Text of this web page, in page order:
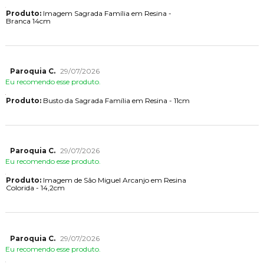
Produto:Imagem Sagrada Família em Resina -
Branca 14cm
Paroquia C. 29/07/2026
Eu recomendo esse produto.
Produto:Busto da Sagrada Família em Resina - 11cm
Paroquia C. 29/07/2026
Eu recomendo esse produto.
Produto:Imagem de São Miguel Arcanjo em Resina
Colorida - 14,2cm
Paroquia C. 29/07/2026
Eu recomendo esse produto.